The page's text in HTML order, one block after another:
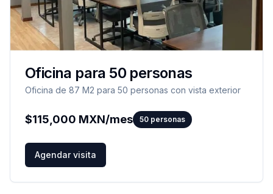
Oficina para 50 personas
Oficina de 87 M2 para 50 personas con vista exterior
$115,000 MXN/mes 50 personas
Agendar visita